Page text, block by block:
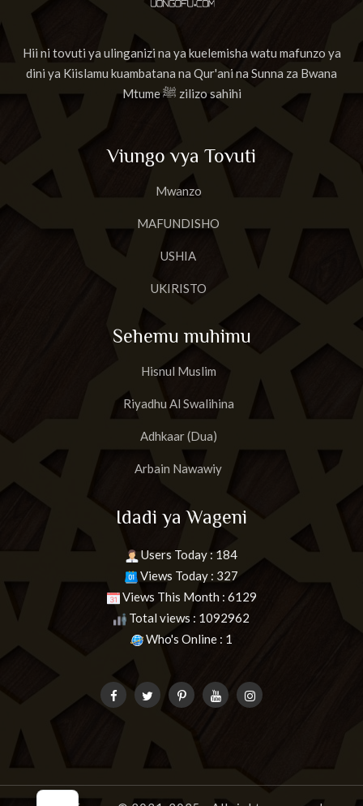
Hii ni tovuti ya ulinganizi na ya kuelemisha watu mafunzo ya
dini ya Kiislamu kuambatana na Qur'ani na Sunna za Bwana
Mtume ﷺ zilizo sahihi
Viungo vya Tovuti
Mwanzo
MAFUNDISHO
USHIA
UKIRISTO
Sehemu muhimu
Hisnul Muslim
Riyadhu Al Swalihina
Adhkaar (Dua)
Arbain Nawawiy
Idadi ya Wageni
Users Today : 184
Views Today : 327
Views This Month : 6129
Total views : 1092962
Who's Online : 1